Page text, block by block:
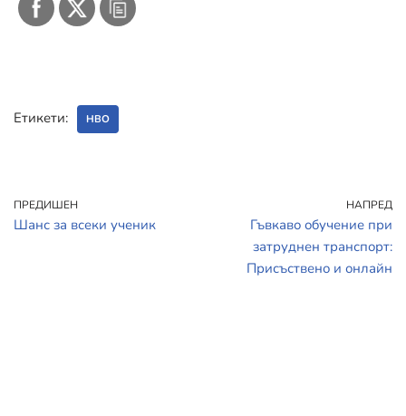
Етикети: НВО
ПРЕДИШЕН
Шанс за всеки ученик
НАПРЕД
Гъвкаво обучение при
затруднен транспорт:
Присъствено и онлайн